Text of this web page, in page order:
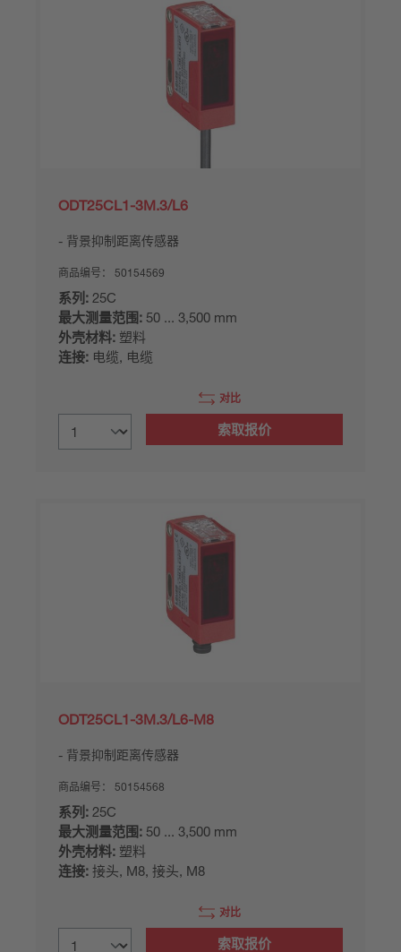
ODT25CL1-3M.3/L6
背景抑制距离传感器
商品编号： 50154569
系列: 25C
最大测量范围: 50 ... 3,500 mm
外壳材料: 塑料
连接: 电缆, 电缆
对比
索取报价
ODT25CL1-3M.3/L6-M8
背景抑制距离传感器
商品编号： 50154568
系列: 25C
最大测量范围: 50 ... 3,500 mm
外壳材料: 塑料
连接: 接头, M8, 接头, M8
对比
索取报价